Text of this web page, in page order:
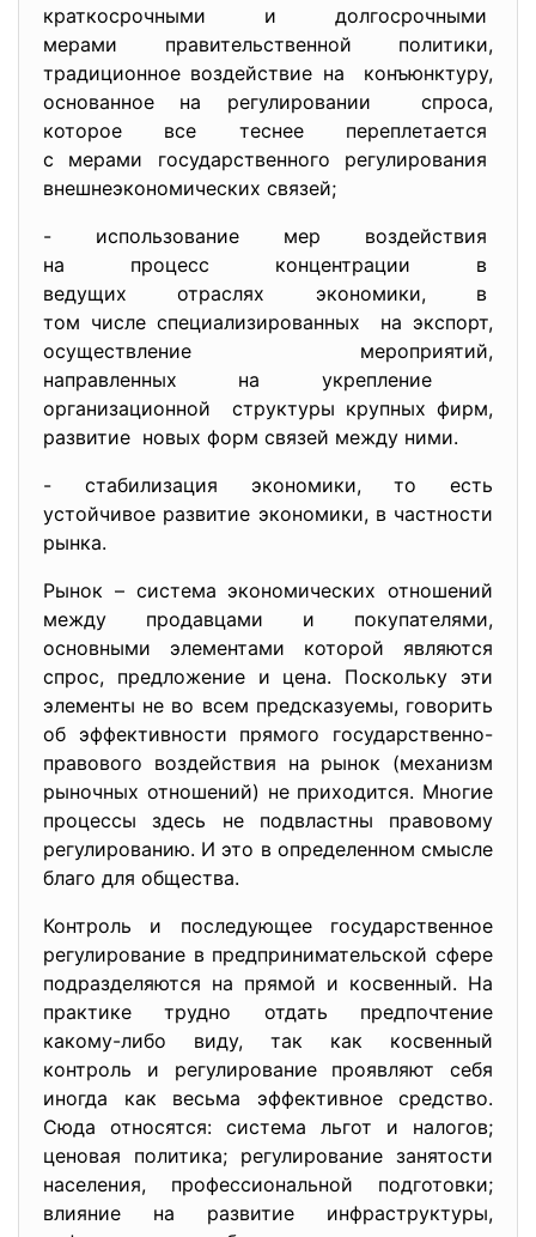
краткосрочными и долгосрочными
мерами правительственной политики,
традиционное воздействие на конъюнктуру,
основанное на регулировании спроса,
которое все теснее переплетается
с мерами государственного регулирования
внешнеэкономических связей;
- использование мер воздействия
на процесс концентрации в
ведущих отраслях экономики, в
том числе специализированных на экспорт,
осуществление мероприятий,
направленных на укрепление
организационной структуры крупных фирм,
развитие новых форм связей между ними.
- стабилизация экономики, то есть
устойчивое развитие экономики, в частности
рынка.
Рынок – система экономических отношений
между продавцами и покупателями,
основными элементами которой являются
спрос, предложение и цена. Поскольку эти
элементы не во всем предсказуемы, говорить
об эффективности прямого государственно-
правового воздействия на рынок (механизм
рыночных отношений) не приходится. Многие
процессы здесь не подвластны правовому
регулированию. И это в определенном смысле
благо для общества.
Контроль и последующее государственное
регулирование в предпринимательской сфере
подразделяются на прямой и косвенный. На
практике трудно отдать предпочтение
какому-либо виду, так как косвенный
контроль и регулирование проявляют себя
иногда как весьма эффективное средство.
Сюда относятся: система льгот и налогов;
ценовая политика; регулирование занятости
населения, профессиональной подготовки;
влияние на развитие инфраструктуры,